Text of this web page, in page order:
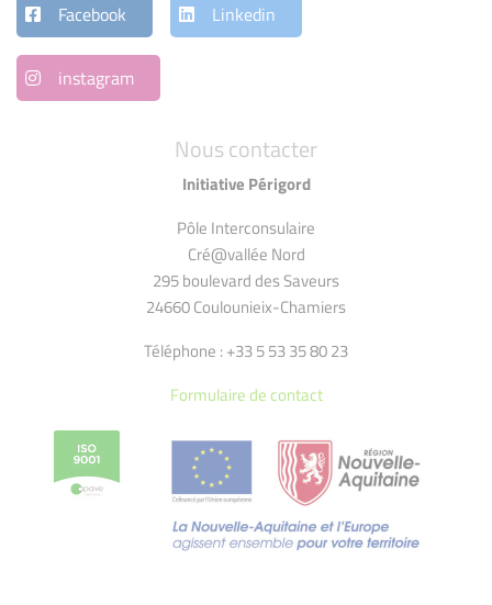
Nous contacter
Initiative Périgord
Pôle Interconsulaire
Cré@vallée Nord
295 boulevard des Saveurs
24660 Coulounieix-Chamiers
Téléphone : +33 5 53 35 80 23
Formulaire de contact
Facebook Linkedin
instagram